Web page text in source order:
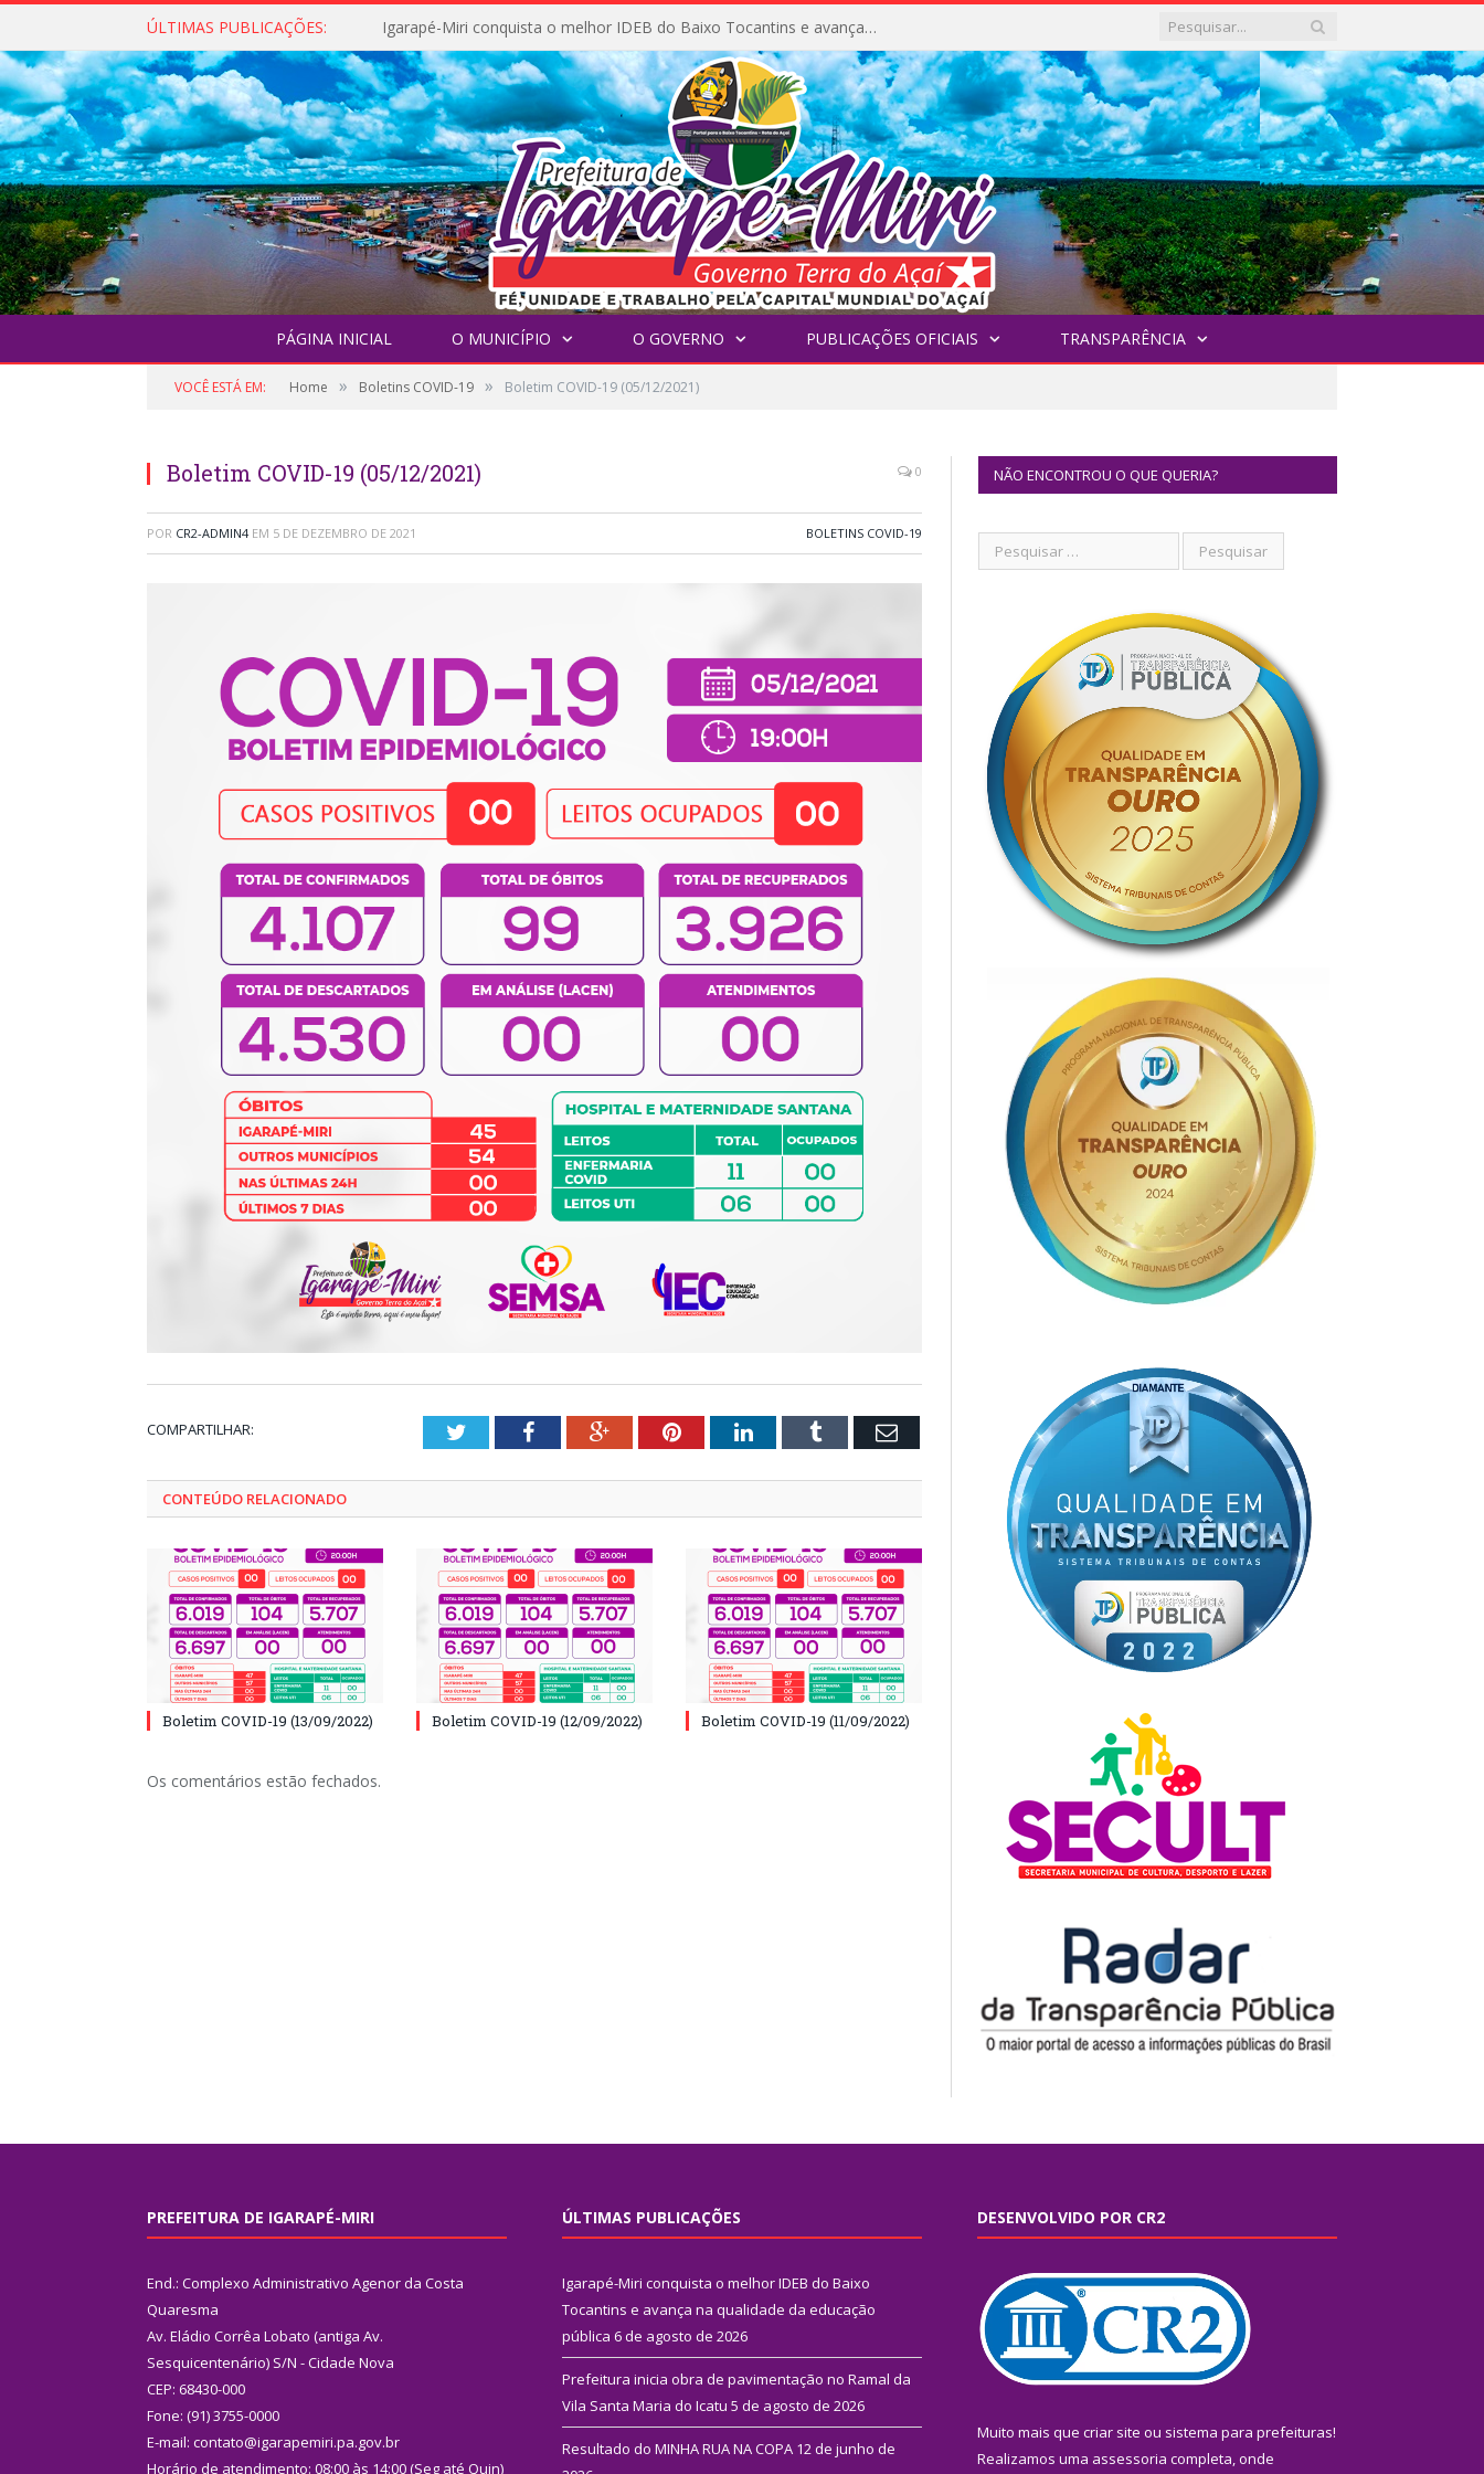
ÚLTIMAS PUBLICAÇÕES: Igarapé-Miri conquista o melhor IDEB do Baixo Tocantins e avança na qualidade da educação pública
PÁGINA INICIAL O MUNICÍPIO O GOVERNO PUBLICAÇÕES OFICIAIS TRANSPARÊNCIA
VOCÊ ESTÁ EM: Home » Boletins COVID-19 » Boletim COVID-19 (05/12/2021)
Boletim COVID-19 (05/12/2021) 0
POR CR2-ADMIN4 EM 5 DE DEZEMBRO DE 2021 BOLETINS COVID-19
COMPARTILHAR: TwitterFacebookGoogle+PinterestLinkedInTumblr Email
CONTEÚDO RELACIONADO
Boletim COVID-19 (13/09/2022) Boletim COVID-19 (12/09/2022) Boletim COVID-19 (11/09/2022)
Os comentários estão fechados.
NÃO ENCONTROU O QUE QUERIA?
PREFEITURA DE IGARAPÉ-MIRI
End.: Complexo Administrativo Agenor da Costa
Quaresma
Av. Eládio Corrêa Lobato (antiga Av.
Sesquicentenário) S/N - Cidade Nova
CEP: 68430-000
Fone: (91) 3755-0000
E-mail: contato@igarapemiri.pa.gov.br
Horário de atendimento: 08:00 às 14:00 (Seg até Quin)
ÚLTIMAS PUBLICAÇÕES
Igarapé-Miri conquista o melhor IDEB do Baixo
Tocantins e avança na qualidade da educação
pública 6 de agosto de 2026
Prefeitura inicia obra de pavimentação no Ramal da
Vila Santa Maria do Icatu 5 de agosto de 2026
Resultado do MINHA RUA NA COPA 12 de junho de
DESENVOLVIDO POR CR2
Muito mais que criar site ou sistema para prefeituras!
Realizamos uma assessoria completa, onde